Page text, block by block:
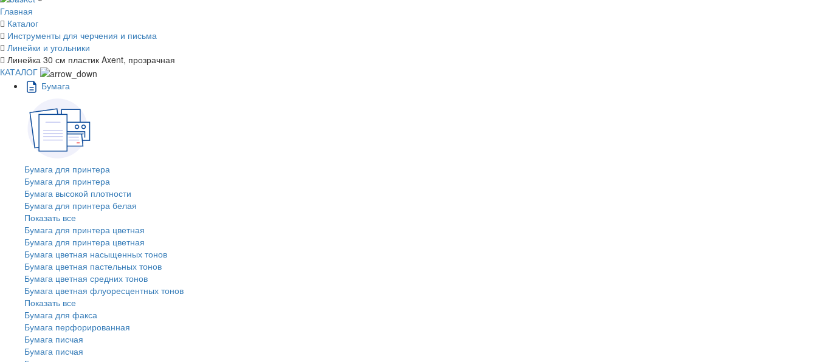
Главная
Каталог
Инструменты для черчения и письма
Линейки и угольники
Линейка 30 см пластик Axent, прозрачная
КАТАЛОГ
Бумага
Бумага для принтера
Бумага для принтера
Бумага высокой плотности
Бумага для принтера белая
Показать все
Бумага для принтера цветная
Бумага для принтера цветная
Бумага цветная насыщенных тонов
Бумага цветная пастельных тонов
Бумага цветная средних тонов
Бумага цветная флуоресцентных тонов
Показать все
Бумага для факса
Бумага перфорированная
Бумага писчая
Бумага писчая